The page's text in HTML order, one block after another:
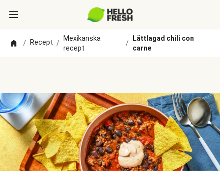
/ Recept /
Mexikanska
recept
/
Lättlagad chili con
carne